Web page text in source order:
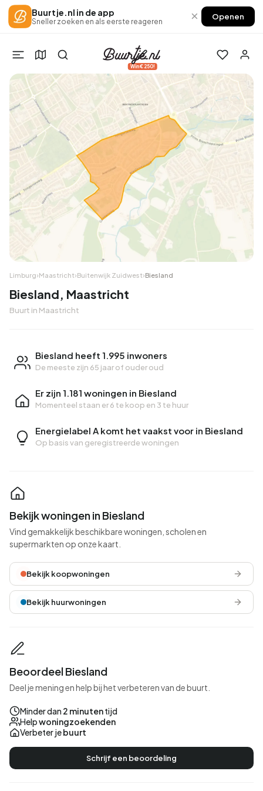
Buurtje.nl in de app
Sneller zoeken en als eerste reageren × Openen
Win €250!
Limburg›Maastricht›Buitenwijk Zuidwest›Biesland
Biesland, Maastricht
Buurt in Maastricht
Biesland heeft 1.995 inwoners
De meeste zijn 65 jaar of ouder oud
Er zijn 1.181 woningen in Biesland
Momenteel staan er6 te koop en 3 te huur
Energielabel A komt het vaakst voor in Biesland
Op basis van geregistreerde woningen
Bekijk woningen in Biesland
Vind gemakkelijk beschikbare woningen, scholen en
supermarkten op onze kaart.
Bekijk koopwoningen
Bekijk huurwoningen
Beoordeel Biesland
Deel je mening en help bij het verbeteren van de buurt.
Minder dan 2 minutentijd
Helpwoningzoekenden
Verbeter jebuurt
Schrijf een beoordeling